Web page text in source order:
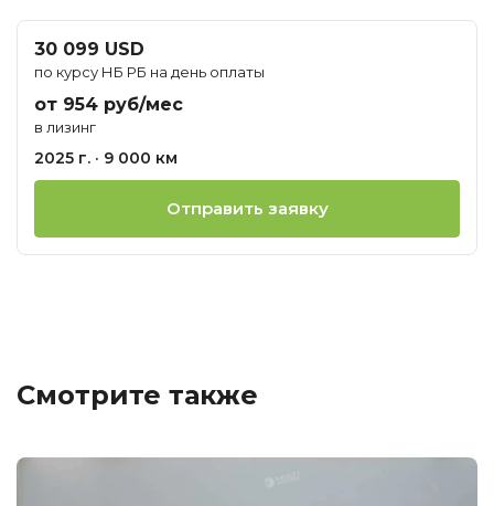
30 099 USD
по курсу НБ РБ на день оплаты
от 954 руб/мес
в лизинг
2025 г. · 9 000 км
Отправить заявку
Смотрите также